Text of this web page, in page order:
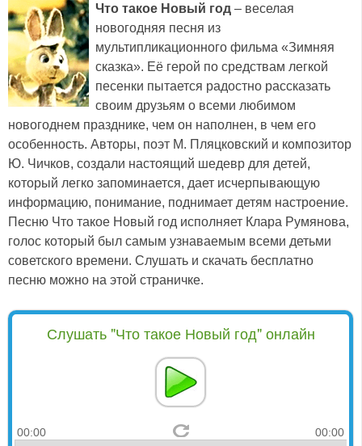
Что такое Новый год – веселая
новогодняя песня из
мультипликационного фильма «Зимняя
сказка». Её герой по средствам легкой
песенки пытается радостно рассказать
своим друзьям о всеми любимом
новогоднем празднике, чем он наполнен, в чем его
особенность. Авторы, поэт М. Пляцковский и композитор
Ю. Чичков, создали настоящий шедевр для детей,
который легко запоминается, дает исчерпывающую
информацию, понимание, поднимает детям настроение.
Песню Что такое Новый год исполняет Клара Румянова,
голос который был самым узнаваемым всеми детьми
советского времени. Слушать и скачать бесплатно
песню можно на этой страничке.
Слушать "Что такое Новый год" онлайн
00:00 00:00